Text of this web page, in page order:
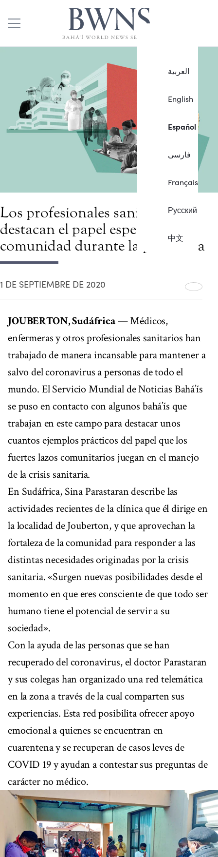
العربية
English
Español
فارسی
Français
Русский
中文
Los profesionales sanitarios
destacan el papel especial de la
comunidad durante la pandemia
1 DE SEPTIEMBRE DE 2020
JOUBERTON, Sudáfrica— Médicos,
enfermeras y otros profesionales sanitarios han
trabajado de manera incansable para mantener a
salvo del coronavirus a personas de todo el
mundo. El Servicio Mundial de Noticias Bahá’ís
se puso en contacto con algunos bahá’ís que
trabajan en este campo para destacar unos
cuantos ejemplos prácticos del papel que los
fuertes lazos comunitarios juegan en el manejo
de la crisis sanitaria.
En Sudáfrica, Sina Parastaran describe las
actividades recientes de la clínica que él dirige en
la localidad de Jouberton, y que aprovechan la
fortaleza de la comunidad para responder a las
distintas necesidades originadas por la crisis
sanitaria. «Surgen nuevas posibilidades desde el
momento en que eres consciente de que todo ser
humano tiene el potencial de servir a su
sociedad».
Con la ayuda de las personas que se han
recuperado del coronavirus, el doctor Parastaran
y sus colegas han organizado una red telemática
en la zona a través de la cual comparten sus
experiencias. Esta red posibilita ofrecer apoyo
emocional a quienes se encuentran en
cuarentena y se recuperan de casos leves de
COVID 19 y ayudan a contestar sus preguntas de
carácter no médico.